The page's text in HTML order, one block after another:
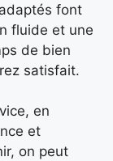
font
fluide et une
de bien
satisfait.
en
et
on peut